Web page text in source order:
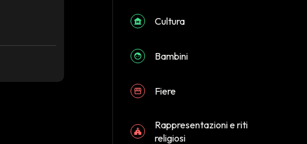
Cultura
Bambini
Fiere
Rappresentazioni e riti
religiosi